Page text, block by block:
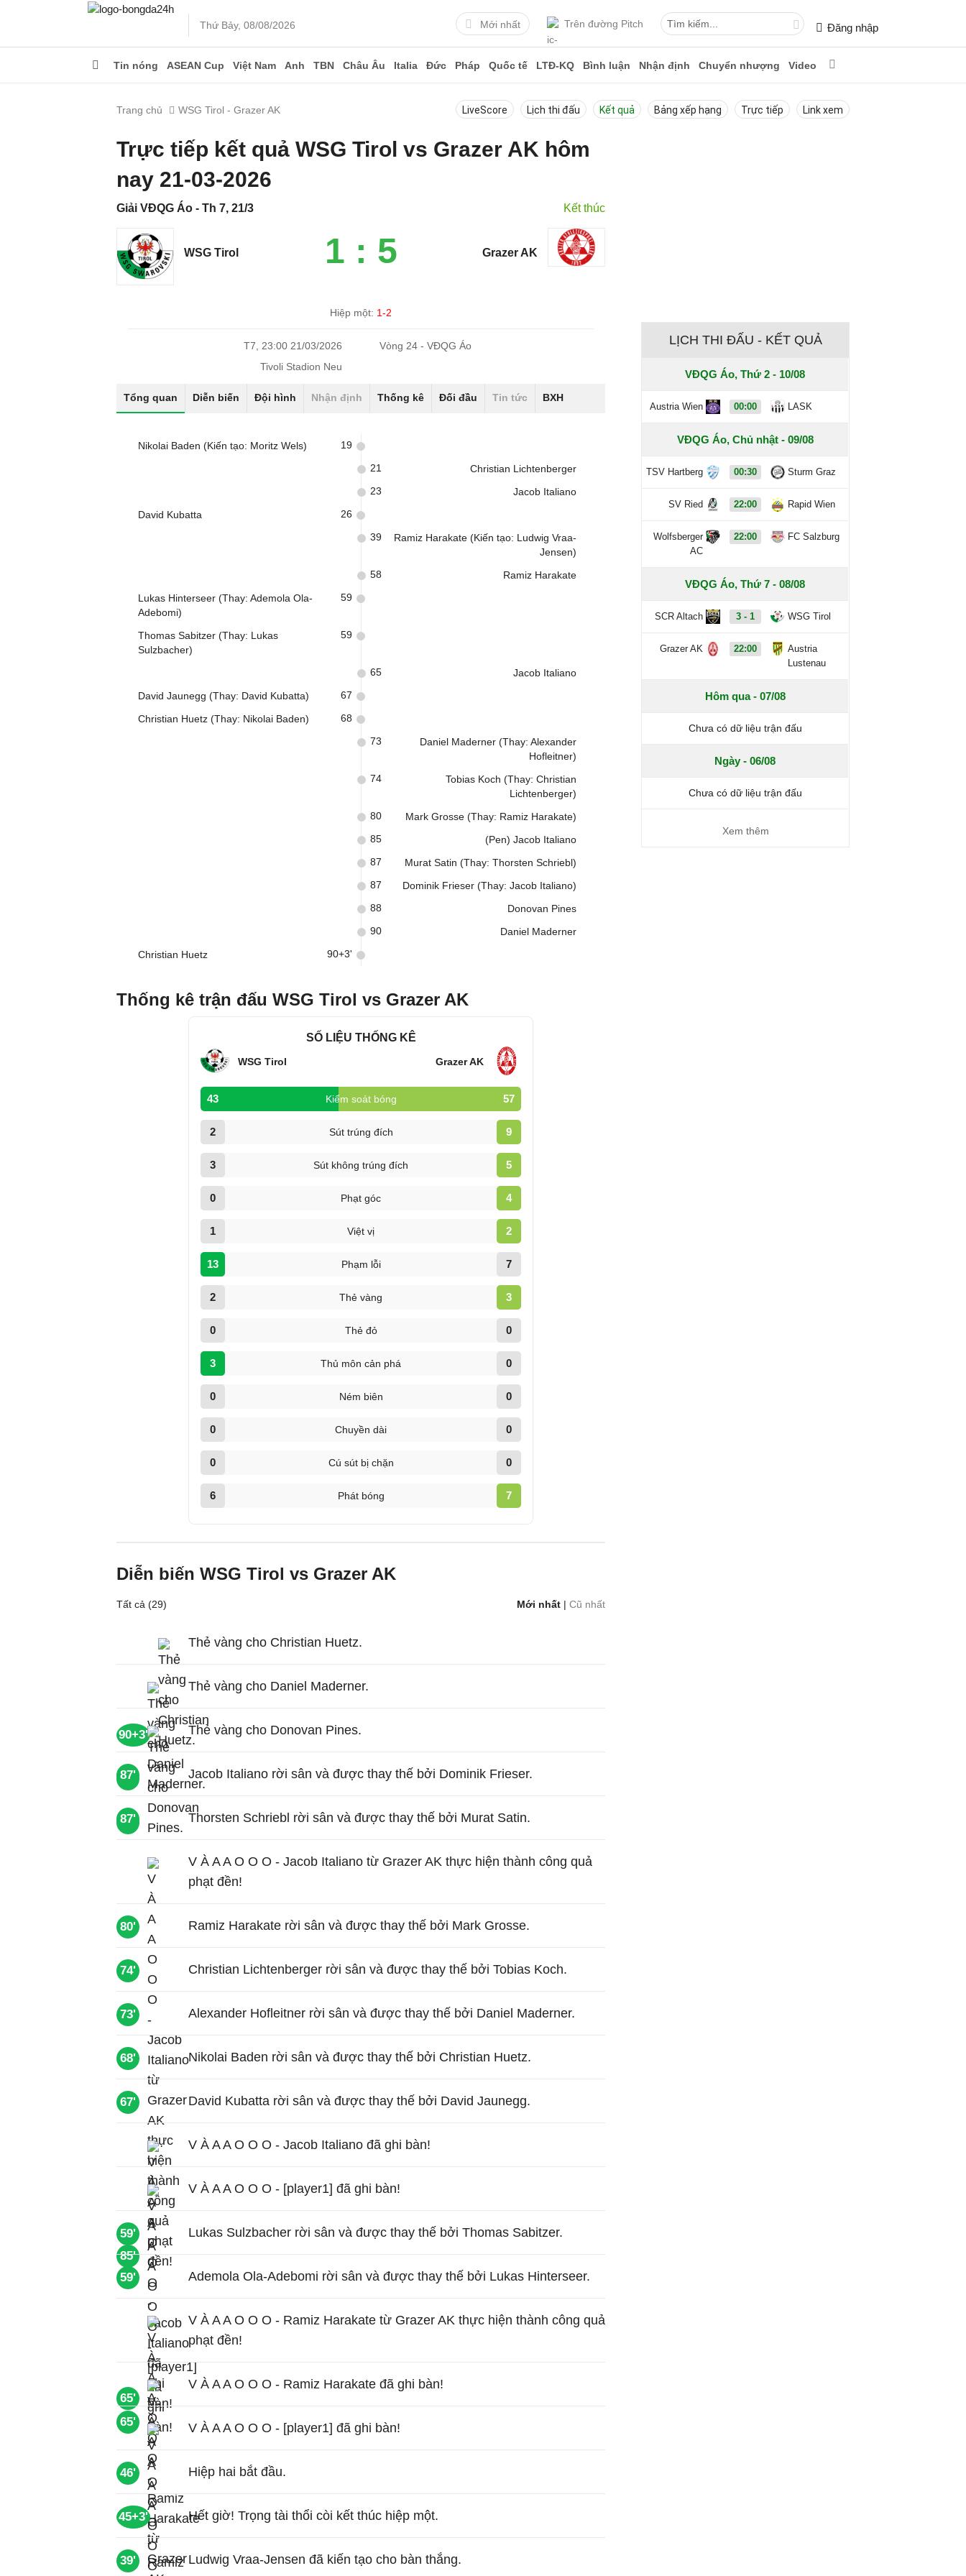
Thứ Bảy, 08/08/2026 Mới nhất Trên đường Pitch Đăng nhập
Tin nóng ASEAN Cup Việt Nam Anh TBN Châu Âu Italia Đức Pháp Quốc tế LTĐ-KQ Bình luận Nhận định Chuyển nhượng Video
Trang chủ WSG Tirol - Grazer AK LiveScore Lịch thi đấu Kết quả Bảng xếp hạng Trực tiếp Link xem
Trực tiếp kết quả WSG Tirol vs Grazer AK hôm
nay 21-03-2026
Giải VĐQG Áo - Th 7, 21/3 Kết thúc
WSG Tirol 1 : 5 Grazer AK
Hiệp một: 1-2
T7, 23:00 21/03/2026
Vòng 24 - VĐQG Áo
Tivoli Stadion Neu
Tổng quan Diễn biến Đội hình Nhận định Thống kê Đối đầu Tin tức BXH
Nikolai Baden (Kiến tạo: Moritz Wels) 19
Christian Lichtenberger
21
Jacob Italiano
23
David Kubatta 26
Ramiz Harakate (Kiến tạo: Ludwig Vraa-
Jensen)
39
Ramiz Harakate
58
Lukas Hinterseer (Thay: Ademola Ola-
Adebomi)
59
Thomas Sabitzer (Thay: Lukas
Sulzbacher)
59
Jacob Italiano
65
David Jaunegg (Thay: David Kubatta) 67
Christian Huetz (Thay: Nikolai Baden) 68
Daniel Maderner (Thay: Alexander
Hofleitner)
73
Tobias Koch (Thay: Christian
Lichtenberger)
74
Mark Grosse (Thay: Ramiz Harakate)
80
(Pen) Jacob Italiano
85
Murat Satin (Thay: Thorsten Schriebl)
87
Dominik Frieser (Thay: Jacob Italiano)
87
Donovan Pines
88
Daniel Maderner
90
Christian Huetz 90+3'
Thống kê trận đấu WSG Tirol vs Grazer AK
SỐ LIỆU THỐNG KÊ
WSG Tirol Grazer AK
43 Kiểm soát bóng 57
2 Sút trúng đích 9
3 Sút không trúng đích 5
0 Phạt góc 4
1 Việt vị 2
13 Phạm lỗi 7
2 Thẻ vàng 3
0 Thẻ đỏ 0
3 Thủ môn cản phá 0
0 Ném biên 0
0 Chuyền dài 0
0 Cú sút bị chặn 0
6 Phát bóng 7
Diễn biến WSG Tirol vs Grazer AK
Tất cả (29) Mới nhất |Cũ nhất
90+3'
Thẻ vàng cho Christian Huetz.
90'
Thẻ vàng cho Daniel Maderner.
88'
Thẻ vàng cho Donovan Pines.
87' Jacob Italiano rời sân và được thay thế bởi Dominik Frieser.
87' Thorsten Schriebl rời sân và được thay thế bởi Murat Satin.
85'
V À A A O O O - Jacob Italiano từ Grazer AK thực hiện thành công quả
phạt đền!
80' Ramiz Harakate rời sân và được thay thế bởi Mark Grosse.
74' Christian Lichtenberger rời sân và được thay thế bởi Tobias Koch.
73' Alexander Hofleitner rời sân và được thay thế bởi Daniel Maderner.
68' Nikolai Baden rời sân và được thay thế bởi Christian Huetz.
67' David Kubatta rời sân và được thay thế bởi David Jaunegg.
65'
V À A A O O O - Jacob Italiano đã ghi bàn!
65'
V À A A O O O - [player1] đã ghi bàn!
59' Lukas Sulzbacher rời sân và được thay thế bởi Thomas Sabitzer.
59' Ademola Ola-Adebomi rời sân và được thay thế bởi Lukas Hinterseer.
V À A A O O O - Ramiz Harakate từ Grazer AK thực hiện thành công quả
phạt đền!
V À A A O O O - Ramiz Harakate đã ghi bàn!
V À A A O O O - [player1] đã ghi bàn!
46' Hiệp hai bắt đầu.
45+3' Hết giờ! Trọng tài thổi còi kết thúc hiệp một.
39' Ludwig Vraa-Jensen đã kiến tạo cho bàn thắng.
LỊCH THI ĐẤU - KẾT QUẢ
VĐQG Áo, Thứ 2 - 10/08
Austria Wien 00:00 LASK
VĐQG Áo, Chủ nhật - 09/08
TSV Hartberg 00:30 Sturm Graz
SV Ried 22:00 Rapid Wien
Wolfsberger
AC
22:00 FC Salzburg
VĐQG Áo, Thứ 7 - 08/08
SCR Altach 3 - 1 WSG Tirol
Grazer AK 22:00
Austria
Lustenau
Hôm qua - 07/08
Chưa có dữ liệu trận đấu
Ngày - 06/08
Chưa có dữ liệu trận đấu
Xem thêm